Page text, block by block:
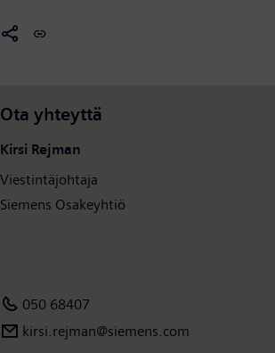
Ota yhteyttä
Kirsi Rejman
Viestintäjohtaja
Siemens Osakeyhtiö
050 68407
kirsi.rejman@siemens.com